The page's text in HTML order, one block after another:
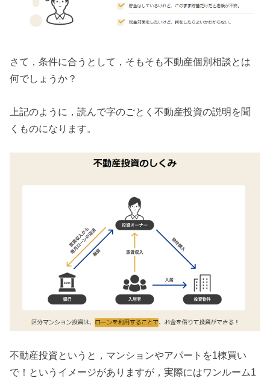
さて，条件に合うとして，そもそも不動産個別相談とは
何でしょうか？
上記のように，読んで字のごとく不動産投資の説明を聞
くものになります。
不動産投資というと，マンションやアパートを1棟買い
で！というイメージがありますが，実際にはワンルーム1